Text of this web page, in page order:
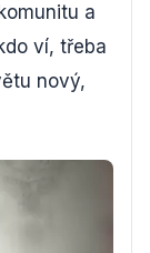
a
ví, třeba
nový,